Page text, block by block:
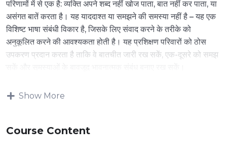
परिणामों में से एक है: व्यक्ति अपने शब्द नहीं खोज पाता, बात नहीं कर पाता, या
असंगत बातें करता है। यह याददाश्त या समझने की समस्या नहीं है – यह एक
विशिष्ट भाषा संबंधी विकार है, जिसके लिए संवाद करने के तरीके को
अनुकूलित करने की आवश्यकता होती है। यह प्रशिक्षण परिवारों को ठोस
उपकरण प्रदान करता है ताकि वे बातचीत जारी रख सकें, एक-दूसरे को समझ
Show More
Course Content